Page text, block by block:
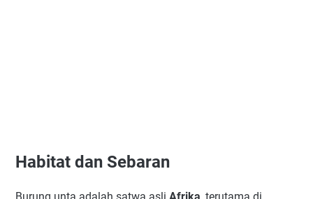
Habitat dan Sebaran